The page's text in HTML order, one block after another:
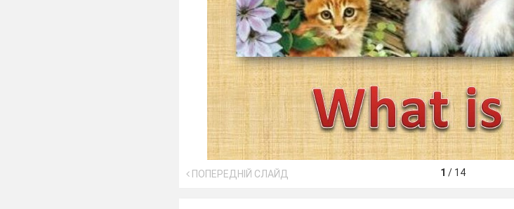
ПОПЕРЕДНІЙ СЛАЙД 1 / 14